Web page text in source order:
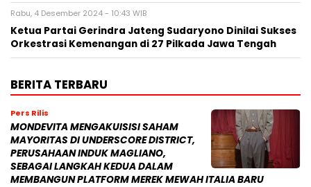
Rabu, 4 Desember 2024 - 10:43 WIB
Ketua Partai Gerindra Jateng Sudaryono Dinilai Sukses
Orkestrasi Kemenangan di 27 Pilkada Jawa Tengah
BERITA TERBARU
Pers Rilis
MONDEVITA MENGAKUISISI SAHAM
MAYORITAS DI UNDERSCORE DISTRICT,
PERUSAHAAN INDUK MAGLIANO,
SEBAGAI LANGKAH KEDUA DALAM
MEMBANGUN PLATFORM MEREK MEWAH ITALIA BARU